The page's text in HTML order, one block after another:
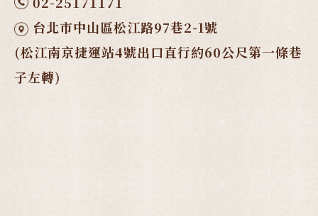
台北市中山區松江路97巷2-1號
(松江南京捷運站4號出口直行約60公尺第一條巷
子左轉)